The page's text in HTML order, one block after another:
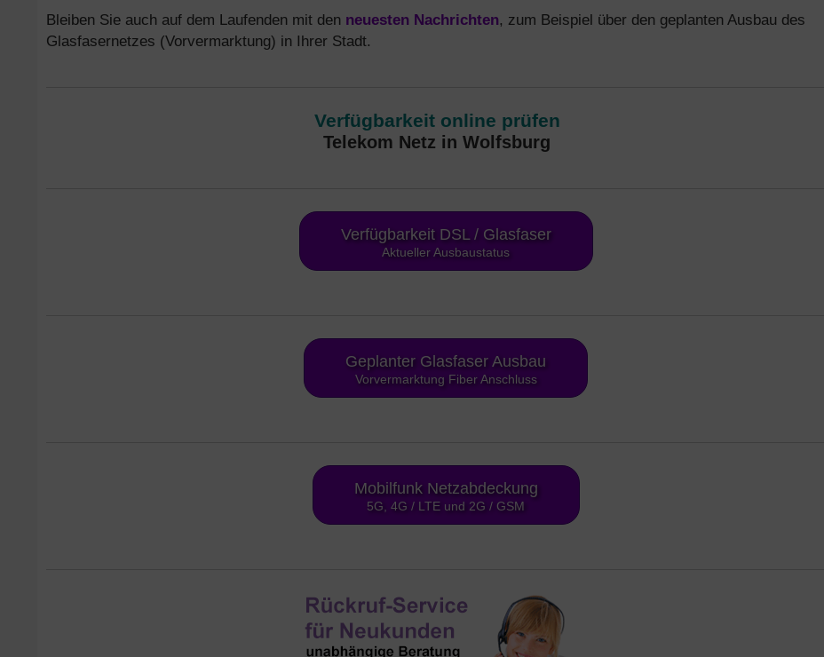
Bleiben Sie auch auf dem Laufenden mit den neuesten Nachrichten, zum Beispiel über den geplanten Ausbau des
Glasfasernetzes (Vorvermarktung) in Ihrer Stadt.
Verfügbarkeit online prüfen
Telekom Netz in Wolfsburg
Verfügbarkeit DSL / Glasfaser
Aktueller Ausbaustatus
Geplanter Glasfaser Ausbau
Vorvermarktung Fiber Anschluss
Mobilfunk Netzabdeckung
5G, 4G / LTE und 2G / GSM